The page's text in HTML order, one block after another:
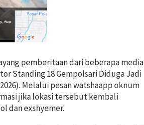
pemberitaan dari beberapa media
Standing 18 Gempolsari Diduga Jadi
Melalui pesan watshaapp oknum
jika lokasi tersebut kembali
dan exshyemer.